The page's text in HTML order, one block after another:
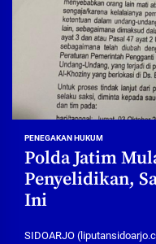
PENEGAKAN HUKUM
Polda Jatim
Penyelidikan,
Ini
SIDOARJO